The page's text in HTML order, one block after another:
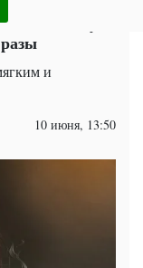
на чашку
и
10 июня, 13:50